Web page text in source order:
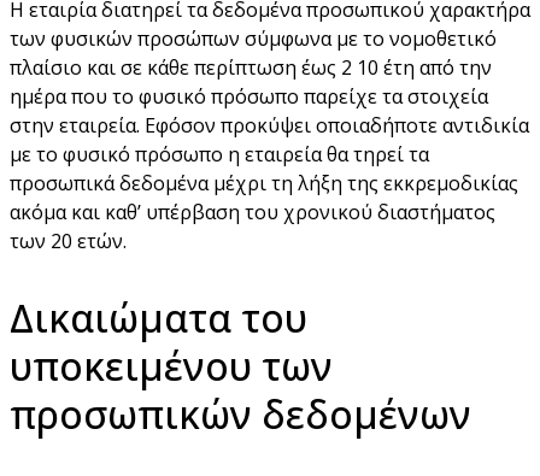
Η εταιρία διατηρεί τα δεδομένα προσωπικού χαρακτήρα
των φυσικών προσώπων σύμφωνα με το νομοθετικό
πλαίσιο και σε κάθε περίπτωση έως 2 10 έτη από την
ημέρα που το φυσικό πρόσωπο παρείχε τα στοιχεία
στην εταιρεία. Εφόσον προκύψει οποιαδήποτε αντιδικία
με το φυσικό πρόσωπο η εταιρεία θα τηρεί τα
προσωπικά δεδομένα μέχρι τη λήξη της εκκρεμοδικίας
ακόμα και καθ’ υπέρβαση του χρονικού διαστήματος
των 20 ετών.
Δικαιώματα του
υποκειμένου των
προσωπικών δεδομένων